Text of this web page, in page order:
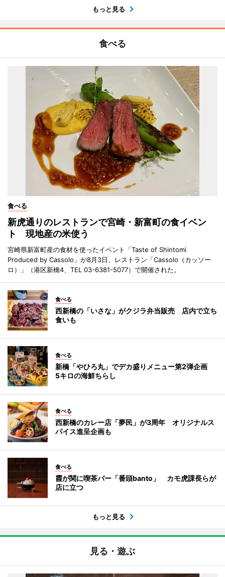
もっと見る
食べる
食べる
新虎通りのレストランで宮崎・新富町の食イベン
ト 現地産の米使う
宮崎県新富町産の食材を使ったイベント「Taste of Shintomi
Produced by Cassolo」が8月3日、レストラン「Cassolo（カッソー
ロ）」（港区新橋4、TEL 03-6381-5077）で開催された。
食べる
西新橋の「いさな」がクジラ弁当販売 店内で立ち
食いも
食べる
新橋「やひろ丸」でデカ盛りメニュー第2弾企画
5キロの海鮮ちらし
食べる
西新橋のカレー店「夢民」が3周年 オリジナルス
パイス進呈企画も
食べる
霞が関に喫茶バー「番頭banto」 カモ虎課長らが
店に立つ
もっと見る
見る・遊ぶ